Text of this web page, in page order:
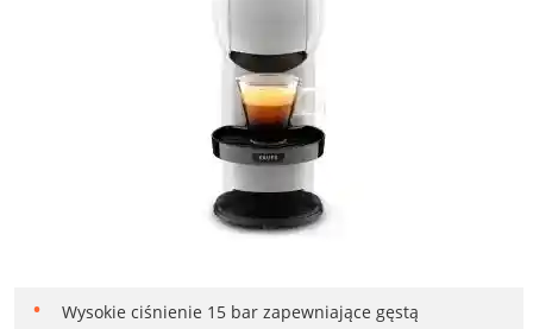
Wysokie ciśnienie 15 bar zapewniające gęstą